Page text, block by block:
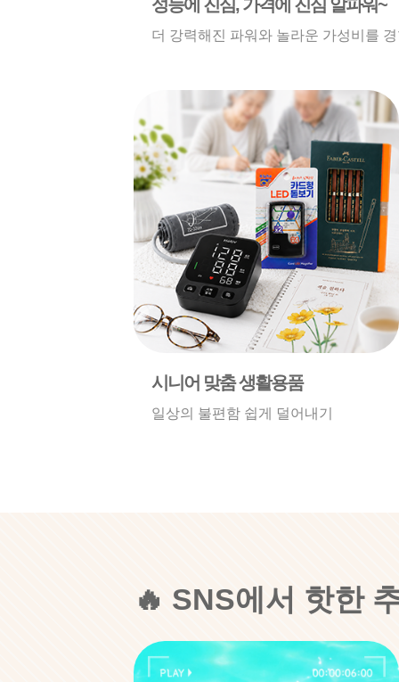
성능에 진심, 가격에 진심 알파워~
더 강력해진 파워와 놀라운 가성비를
시니어 맞춤 생활용품
일상의 불편함 쉽게 덜어내기
🔥 SNS에서 핫한